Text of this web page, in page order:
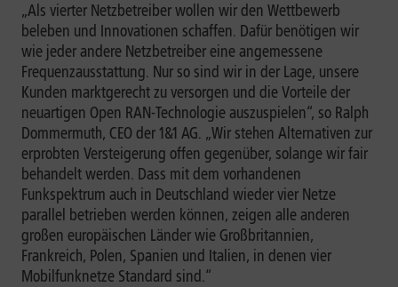
„Als vierter Netzbetreiber wollen wir den Wettbewerb
beleben und Innovationen schaffen. Dafür benötigen wir
wie jeder andere Netzbetreiber eine angemessene
Frequenzausstattung. Nur so sind wir in der Lage, unsere
Kunden marktgerecht zu versorgen und die Vorteile der
neuartigen Open RAN-Technologie auszuspielen“, so Ralph
Dommermuth, CEO der 1&1 AG. „Wir stehen Alternativen zur
erprobten Versteigerung offen gegenüber, solange wir fair
behandelt werden. Dass mit dem vorhandenen
Funkspektrum auch in Deutschland wieder vier Netze
parallel betrieben werden können, zeigen alle anderen
großen europäischen Länder wie Großbritannien,
Frankreich, Polen, Spanien und Italien, in denen vier
Mobilfunknetze Standard sind.“